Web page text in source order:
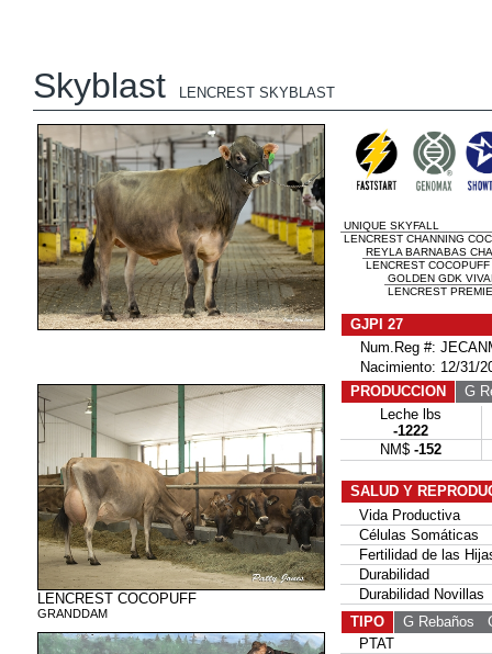
Skyblast LENCREST SKYBLAST
LENCREST COCOPUFF
GRANDDAM
UNIQUE SKYFALL
LENCREST CHANNING
REYLA BARNABAS
LENCREST
GOLDEN GDK
LENCREST
GJPI 27
Num.Reg #:
Nacimiento: 12/31/
PRODUCCION
G
Leche lbs
-1222
NM$ -152
SALUD Y
Vida Productiva
Células Somáticas
Fertilidad de las
Durabilidad
Durabilidad Novillas
TIPO
G Rebaños
PTAT